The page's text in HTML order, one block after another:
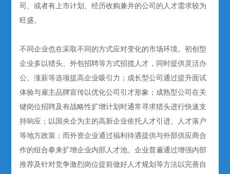
司、或者有上市计划、经历收购兼并的公司的人才需求较为
旺盛。
不同企业也在采取不同的方式应对变化的市场环境。初创型
企业多以猎头、外包招聘等方式招揽人才，同时提供灵活办
公、涨薪等选项提高企业吸引力；成长型公司通过提升面试
体验与雇主品牌宣传以优化公司引才形象；成熟型公司在关
键岗位招聘及有战略性扩增计划时通常寻求猎头进行快速支
持响应；以国央企为主的高新企业依托人才引进、人才落户
等地方政策；而外资企业通过福利待遇提供与外部供应商合
作的组合拳来扩增企业内部人才池。企业普遍通过增强内部
推荐及针对竞争激烈岗位提前做好人才规划等方法以完善自